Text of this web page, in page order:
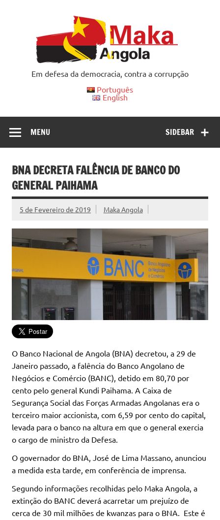
Em defesa da democracia, contra a corrupção
Português
English
SIDEBAR
MENU
BNA DECRETA FALÊNCIA DE BANCO DO
GENERAL PAIHAMA
5 de Fevereiro de 2019 Maka Angola
O Banco Nacional de Angola (BNA) decretou, a 29 de
Janeiro passado, a falência do Banco Angolano de
Negócios e Comércio (BANC), detido em 80,70 por
cento pelo general Kundi Paihama. A Caixa de
Segurança Social das Forças Armadas Angolanas era o
terceiro maior accionista, com 6,59 por cento do capital,
levada para o banco na altura em que o general exercia
o cargo de ministro da Defesa.
O governador do BNA, José de Lima Massano, anunciou
a medida esta tarde, em conferência de imprensa.
Segundo informações recolhidas pelo Maka Angola, a
extinção do BANC deverá acarretar um prejuízo de
cerca de 30 mil milhões de kwanzas para o BNA. Este é